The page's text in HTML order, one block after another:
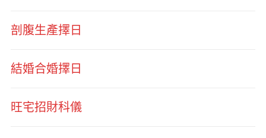
剖腹生產擇日
結婚合婚擇日
旺宅招財科儀